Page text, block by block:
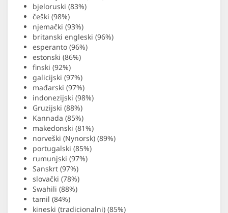
bjeloruski (83%)
češki (98%)
njemački (93%)
britanski engleski (96%)
esperanto (96%)
estonski (86%)
finski (92%)
galicijski (97%)
mađarski (97%)
indonezijski (98%)
Gruzijski (88%)
Kannada (85%)
makedonski (81%)
norveški (Nynorsk) (89%)
portugalski (85%)
rumunjski (97%)
Sanskrt (97%)
slovački (78%)
Swahili (88%)
tamil (84%)
kineski (tradicionalni) (85%)